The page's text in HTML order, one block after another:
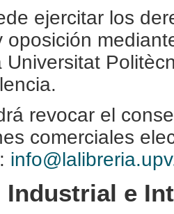
ejercitar los
oposición
Universitat
revocar el
comerciales
Industrial e